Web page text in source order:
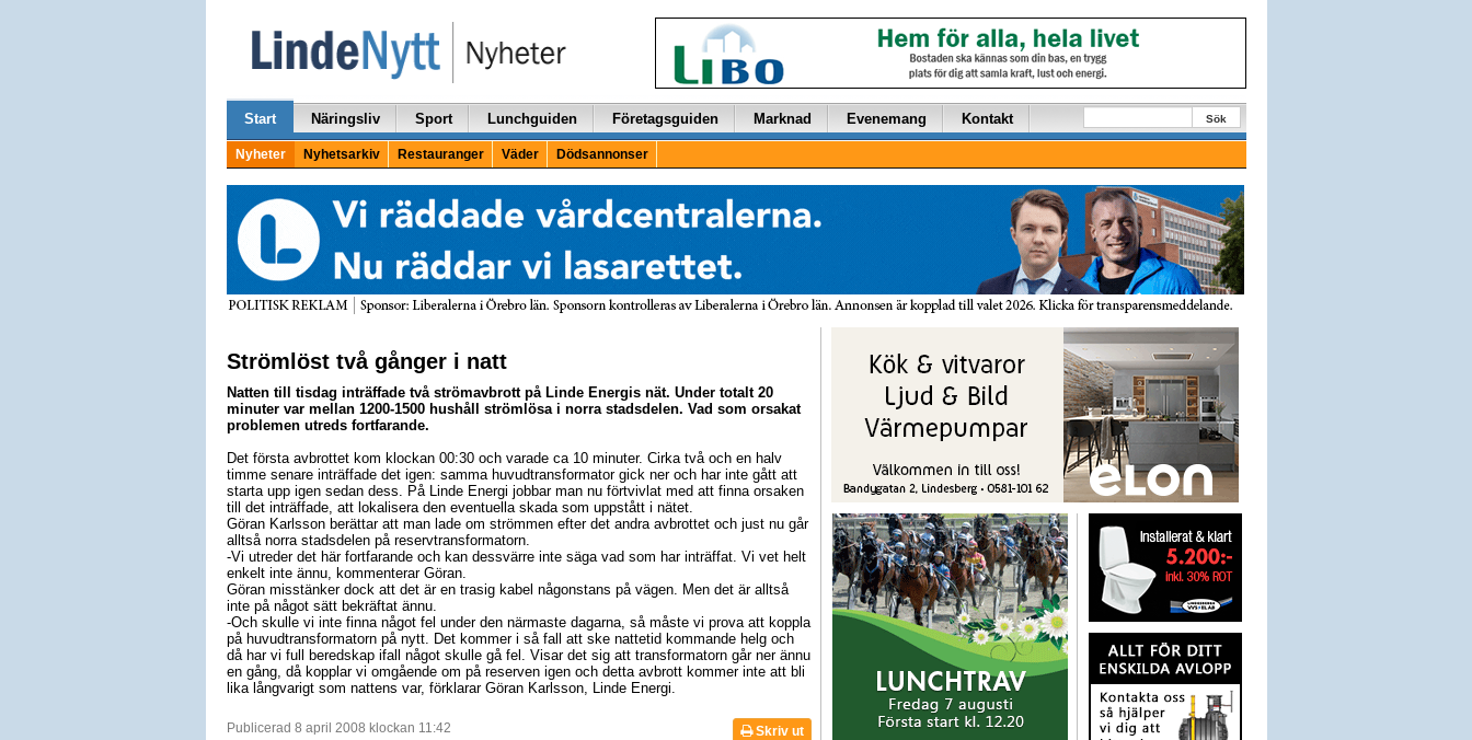
Start Näringsliv Sport Lunchguiden Företagsguiden Marknad Evenemang Kontakt Sök
Nyheter Nyhetsarkiv Restauranger Väder Dödsannonser
Strömlöst två gånger i natt
Natten till tisdag inträffade två strömavbrott på Linde Energis nät. Under totalt 20
minuter var mellan 1200-1500 hushåll strömlösa i norra stadsdelen. Vad som orsakat
problemen utreds fortfarande.
Det första avbrottet kom klockan 00:30 och varade ca 10 minuter. Cirka två och en halv
timme senare inträffade det igen: samma huvudtransformator gick ner och har inte gått att
starta upp igen sedan dess. På Linde Energi jobbar man nu förtvivlat med att finna orsaken
till det inträffade, att lokalisera den eventuella skada som uppstått i nätet.
Göran Karlsson berättar att man lade om strömmen efter det andra avbrottet och just nu går
alltså norra stadsdelen på reservtransformatorn.
-Vi utreder det här fortfarande och kan dessvärre inte säga vad som har inträffat. Vi vet helt
enkelt inte ännu, kommenterar Göran.
Göran misstänker dock att det är en trasig kabel någonstans på vägen. Men det är alltså
inte på något sätt bekräftat ännu.
-Och skulle vi inte finna något fel under den närmaste dagarna, så måste vi prova att koppla
på huvudtransformatorn på nytt. Det kommer i så fall att ske nattetid kommande helg och
då har vi full beredskap ifall något skulle gå fel. Visar det sig att transformatorn går ner ännu
en gång, då kopplar vi omgående om på reserven igen och detta avbrott kommer inte att bli
lika långvarigt som nattens var, förklarar Göran Karlsson, Linde Energi.
Publicerad 8 april 2008 klockan 11:42 Skriv ut